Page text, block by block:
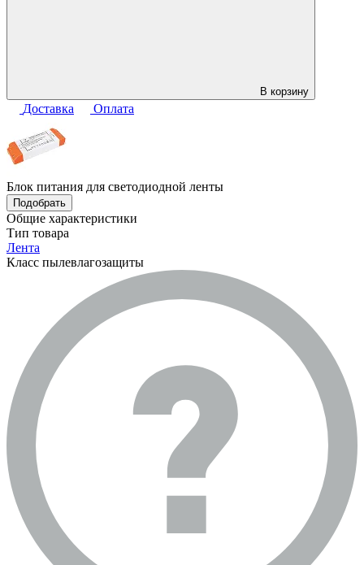
В корзину
Доставка Оплата
Блок питания для светодиодной ленты
Подобрать
Общие характеристики
Тип товара
Лента
Класс пылевлагозащиты